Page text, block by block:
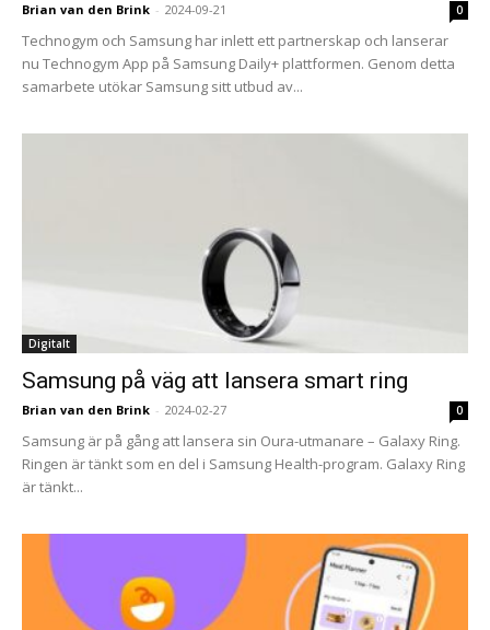
Brian van den Brink - 2024-09-21 0
Technogym och Samsung har inlett ett partnerskap och lanserar
nu Technogym App på Samsung Daily+ plattformen. Genom detta
samarbete utökar Samsung sitt utbud av...
Digitalt
Samsung på väg att lansera smart ring
Brian van den Brink - 2024-02-27 0
Samsung är på gång att lansera sin Oura-utmanare – Galaxy Ring.
Ringen är tänkt som en del i Samsung Health-program. Galaxy Ring
är tänkt...